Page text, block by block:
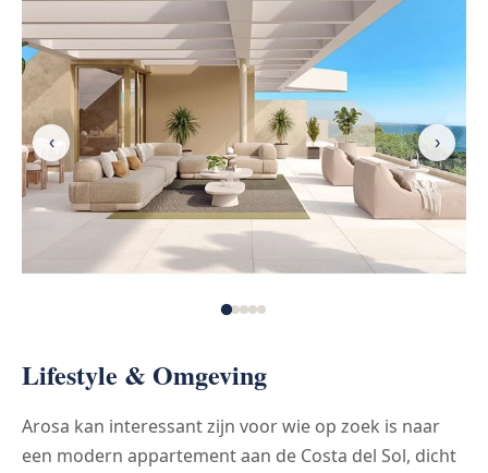
Lifestyle & Omgeving
Arosa kan interessant zijn voor wie op zoek is naar
een modern appartement aan de Costa del Sol, dicht
‹ ›